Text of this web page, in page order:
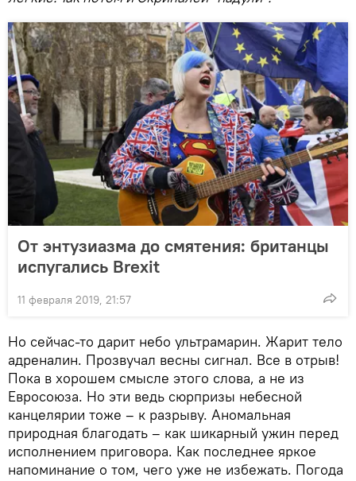
От энтузиазма до смятения: британцы
испугались Brexit
11 февраля 2019, 21:57
Но сейчас-то дарит небо ультрамарин. Жарит тело
адреналин. Прозвучал весны сигнал. Все в отрыв!
Пока в хорошем смысле этого слова, а не из
Евросоюза. Но эти ведь сюрпризы небесной
канцелярии тоже – к разрыву. Аномальная
природная благодать – как шикарный ужин перед
исполнением приговора. Как последнее яркое
напоминание о том, чего уже не избежать. Погода